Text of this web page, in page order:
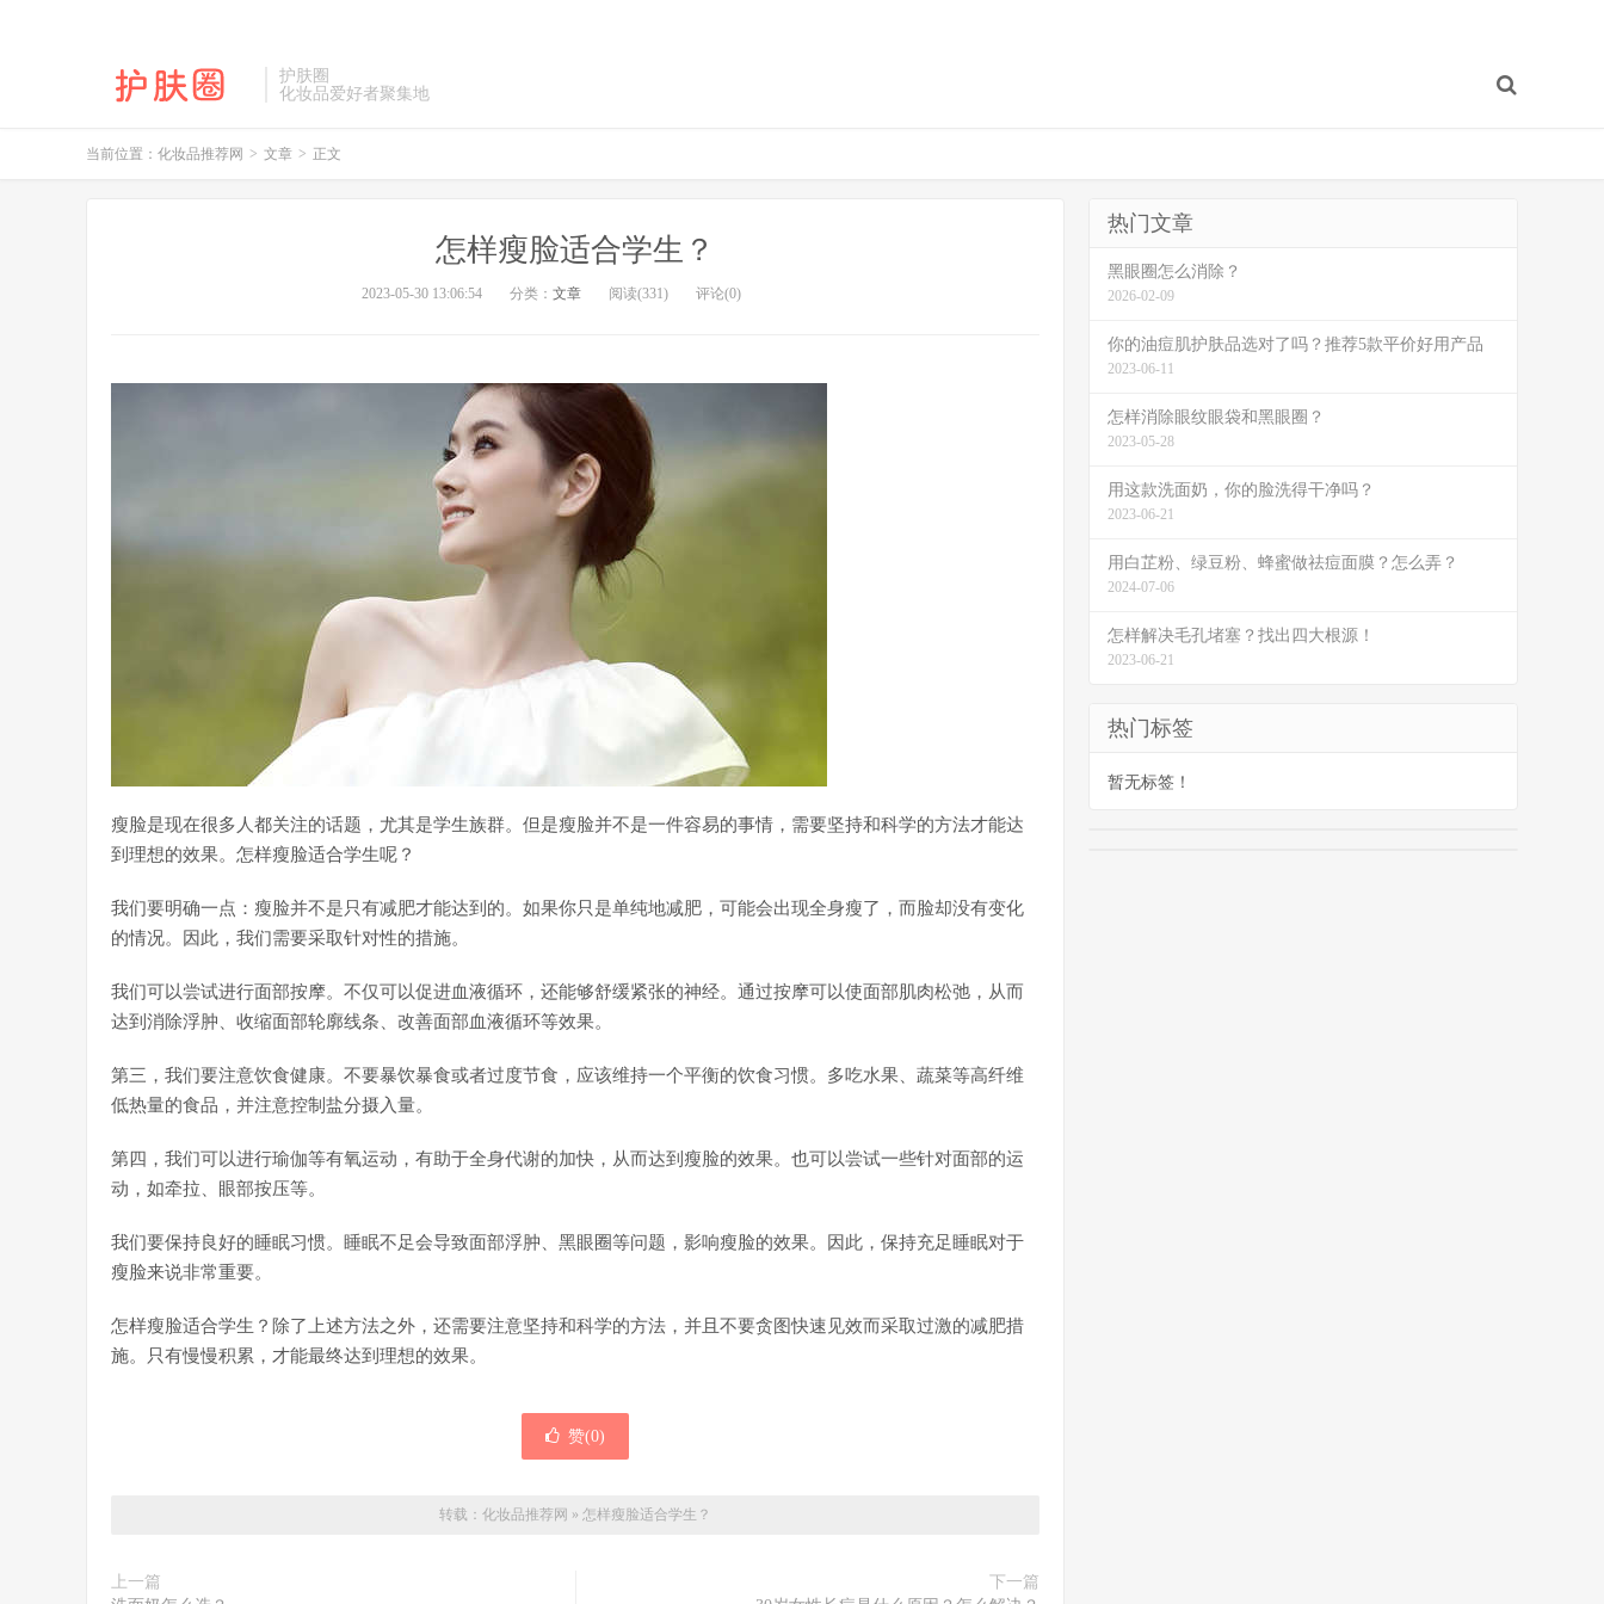
护肤圈
化妆品爱好者聚集地
当前位置： 化妆品推荐网 > 文章 > 正文
怎样瘦脸适合学生？
2023-05-30 13:06:54 分类： 文章 阅读(331) 评论(0)
瘦脸是现在很多人都关注的话题，尤其是学生族群。但是瘦脸并不是一件容易的事情，需要坚持和科学的方法才能达
到理想的效果。怎样瘦脸适合学生呢？
我们要明确一点：瘦脸并不是只有减肥才能达到的。如果你只是单纯地减肥，可能会出现全身瘦了，而脸却没有变化
的情况。因此，我们需要采取针对性的措施。
我们可以尝试进行面部按摩。不仅可以促进血液循环，还能够舒缓紧张的神经。通过按摩可以使面部肌肉松弛，从而
达到消除浮肿、收缩面部轮廓线条、改善面部血液循环等效果。
第三，我们要注意饮食健康。不要暴饮暴食或者过度节食，应该维持一个平衡的饮食习惯。多吃水果、蔬菜等高纤维
低热量的食品，并注意控制盐分摄入量。
第四，我们可以进行瑜伽等有氧运动，有助于全身代谢的加快，从而达到瘦脸的效果。也可以尝试一些针对面部的运
动，如牵拉、眼部按压等。
我们要保持良好的睡眠习惯。睡眠不足会导致面部浮肿、黑眼圈等问题，影响瘦脸的效果。因此，保持充足睡眠对于
瘦脸来说非常重要。
怎样瘦脸适合学生？除了上述方法之外，还需要注意坚持和科学的方法，并且不要贪图快速见效而采取过激的减肥措
施。只有慢慢积累，才能最终达到理想的效果。
赞(0)
转载： 化妆品推荐网 » 怎样瘦脸适合学生？
上一篇
下一篇
热门文章
黑眼圈怎么消除？
2026-02-09
你的油痘肌护肤品选对了吗？推荐5款平价好用产品
2023-06-11
怎样消除眼纹眼袋和黑眼圈？
2023-05-28
用这款洗面奶，你的脸洗得干净吗？
2023-06-21
用白芷粉、绿豆粉、蜂蜜做祛痘面膜？怎么弄？
2024-07-06
怎样解决毛孔堵塞？找出四大根源！
2023-06-21
热门标签
暂无标签！